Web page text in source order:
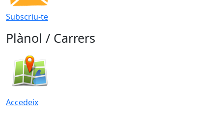
Subscriu-te
Plànol / Carrers
Accedeix